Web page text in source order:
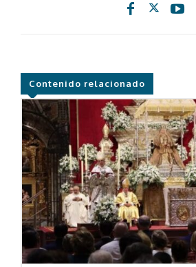
Contenido relacionado